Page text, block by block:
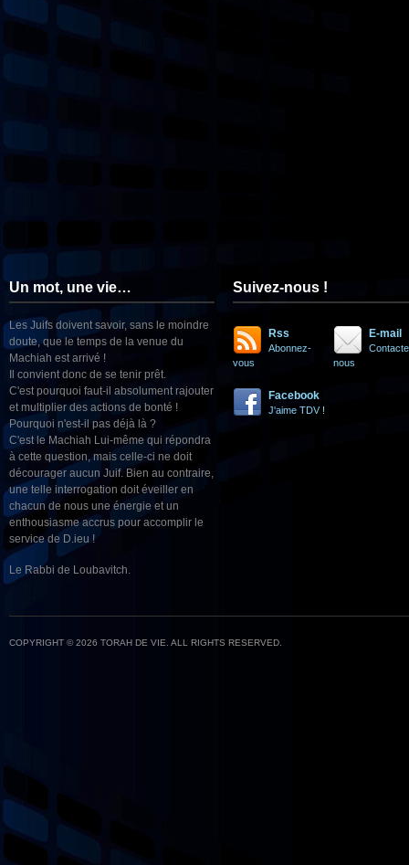
Un mot, une vie…
Les Juifs doivent savoir, sans le moindre
doute, que le temps de la venue du
Machiah est arrivé !
Il convient donc de se tenir prêt.
C'est pourquoi faut-il absolument rajouter
et multiplier des actions de bonté !
Pourquoi n'est-il pas déjà là ?
C'est le Machiah Lui-même qui répondra
à cette question, mais celle-ci ne doit
décourager aucun Juif. Bien au contraire,
une telle interrogation doit éveiller en
chacun de nous une énergie et un
enthousiasme accrus pour accomplir le
service de D.ieu !
Le Rabbi de Loubavitch.
Suivez-nous !
Rss
Abonnez-
vous
E-mail
nous
Facebook
J'aime TDV !
COPYRIGHT © 2026 TORAH DE VIE. ALL RIGHTS RESERVED.